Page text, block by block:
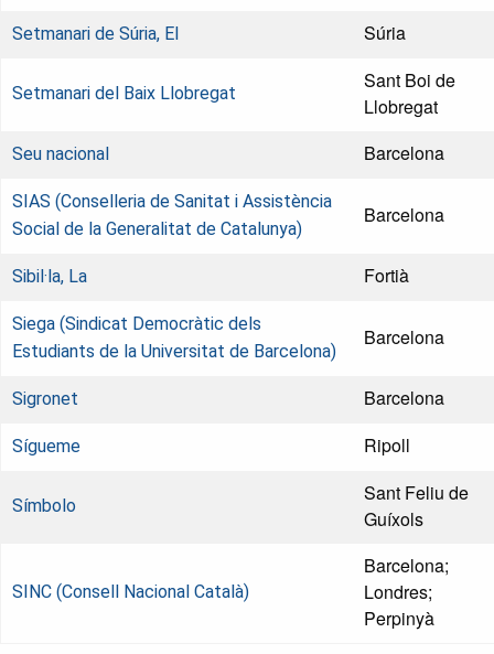
Setmanari de Súria, El Súria
Setmanari del Baix Llobregat
Sant Boi de
Llobregat
Seu nacional Barcelona
SIAS (Conselleria de Sanitat i Assistència
Social de la Generalitat de Catalunya)
Barcelona
Sibil·la, La Fortià
Siega (Sindicat Democràtic dels
Estudiants de la Universitat de Barcelona)
Barcelona
Sigronet Barcelona
Sígueme Ripoll
Símbolo
Sant Feliu de
Guíxols
SINC (Consell Nacional Català)
Barcelona;
Londres;
Perpinyà